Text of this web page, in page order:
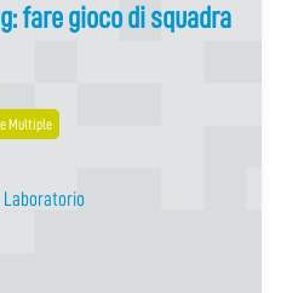
fare gioco di squadra
Multiple
Laboratorio